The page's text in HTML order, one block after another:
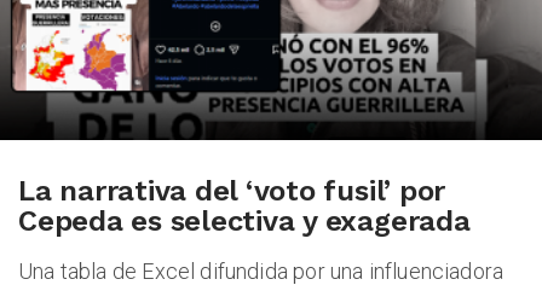
La narrativa del ‘voto fusil’ por
Cepeda es selectiva y exagerada
Una tabla de Excel difundida por una influenciadora